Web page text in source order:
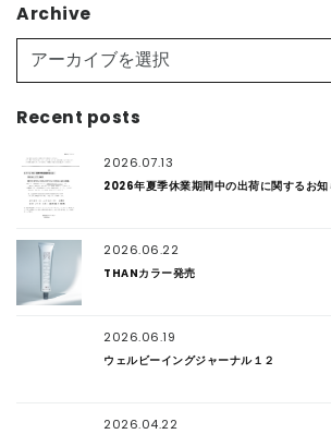
Archive
Recent posts
2026.07.13
2026年夏季休業期間中の出荷に関するお知
2026.06.22
THANカラー発売
2026.06.19
ウェルビーイングジャーナル１２
2026.04.22